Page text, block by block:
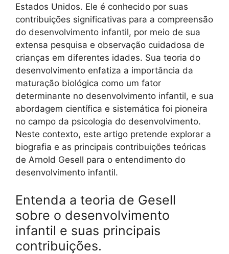
Estados Unidos. Ele é conhecido por suas
contribuições significativas para a compreensão
do desenvolvimento infantil, por meio de sua
extensa pesquisa e observação cuidadosa de
crianças em diferentes idades. Sua teoria do
desenvolvimento enfatiza a importância da
maturação biológica como um fator
determinante no desenvolvimento infantil, e sua
abordagem científica e sistemática foi pioneira
no campo da psicologia do desenvolvimento.
Neste contexto, este artigo pretende explorar a
biografia e as principais contribuições teóricas
de Arnold Gesell para o entendimento do
desenvolvimento infantil.
Entenda a teoria de Gesell
sobre o desenvolvimento
infantil e suas principais
contribuições.